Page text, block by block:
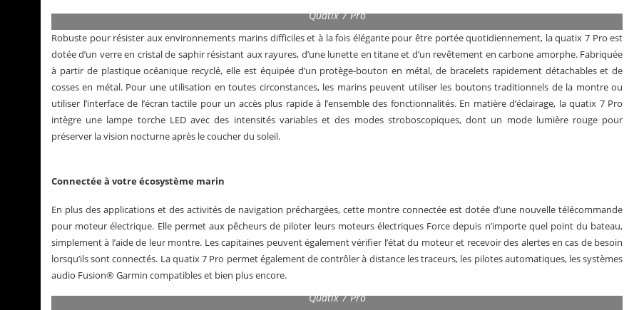
Quatix 7 Pro
Robuste pour résister aux environnements marins difficiles et à la fois élégante pour être portée quotidiennement, la quatix 7 Pro est
dotée d’un verre en cristal de saphir résistant aux rayures, d’une lunette en titane et d’un revêtement en carbone amorphe. Fabriquée
à partir de plastique océanique recyclé, elle est équipée d’un protège-bouton en métal, de bracelets rapidement détachables et de
cosses en métal. Pour une utilisation en toutes circonstances, les marins peuvent utiliser les boutons traditionnels de la montre ou
utiliser l’interface de l’écran tactile pour un accès plus rapide à l’ensemble des fonctionnalités. En matière d’éclairage, la quatix 7 Pro
intègre une lampe torche LED avec des intensités variables et des modes stroboscopiques, dont un mode lumière rouge pour
préserver la vision nocturne après le coucher du soleil.
Connectée à votre écosystème marin
En plus des applications et des activités de navigation préchargées, cette montre connectée est dotée d’une nouvelle télécommande
pour moteur électrique. Elle permet aux pêcheurs de piloter leurs moteurs électriques Force depuis n’importe quel point du bateau,
simplement à l’aide de leur montre. Les capitaines peuvent également vérifier l’état du moteur et recevoir des alertes en cas de besoin
lorsqu’ils sont connectés. La quatix 7 Pro permet également de contrôler à distance les traceurs, les pilotes automatiques, les systèmes
audio Fusion® Garmin compatibles et bien plus encore.
Quatix 7 Pro